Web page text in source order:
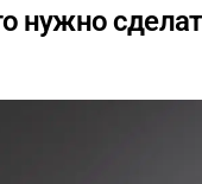
нужно